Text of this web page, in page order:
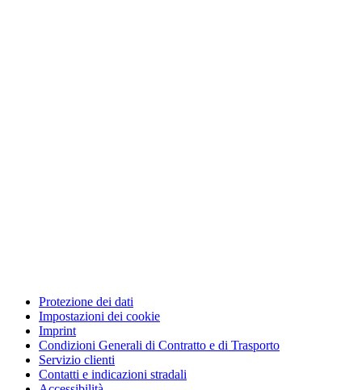
Protezione dei dati
Impostazioni dei cookie
Imprint
Condizioni Generali di Contratto e di Trasporto
Servizio clienti
Contatti e indicazioni stradali